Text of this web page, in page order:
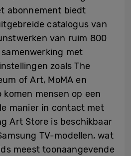
abonnement biedt
catalogus van
van ruim 800
met
zoals The
of Art, MoMA en
komen mensen op een
manier in contact met
Art Store is beschikbaar
TV-modellen, wat
meest toonaangevende